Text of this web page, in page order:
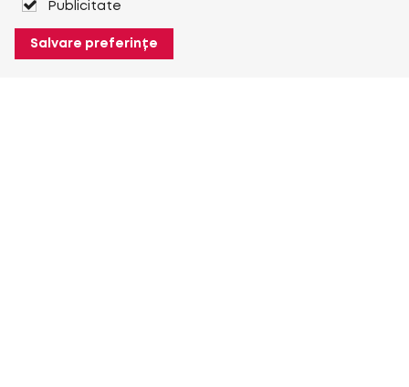
Publicitate
Salvare preferințe